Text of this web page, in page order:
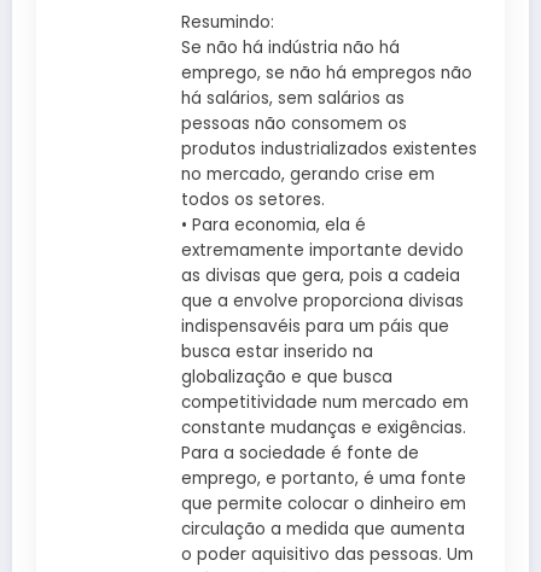
Resumindo:
Se não há indústria não há
emprego, se não há empregos não
há salários, sem salários as
pessoas não consomem os
produtos industrializados existentes
no mercado, gerando crise em
todos os setores.
• Para economia, ela é
extremamente importante devido
as divisas que gera, pois a cadeia
que a envolve proporciona divisas
indispensavéis para um páis que
busca estar inserido na
globalização e que busca
competitividade num mercado em
constante mudanças e exigências.
Para a sociedade é fonte de
emprego, e portanto, é uma fonte
que permite colocar o dinheiro em
circulação a medida que aumenta
o poder aquisitivo das pessoas. Um